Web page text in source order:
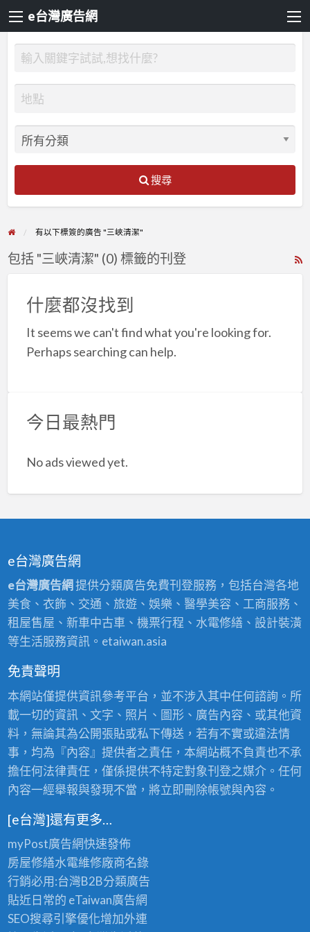
e台灣廣告網
搜尋
有以下標簽的廣告 "三峽清潔"
包括 "三峽清潔" (0) 標籤的刊登
什麼都沒找到
It seems we can't find what you're looking for.
Perhaps searching can help.
今日最熱門
No ads viewed yet.
e台灣廣告網
e台灣廣告網 提供分類廣告免費刊登服務，包括台灣各地
美食、衣飾、交通、旅遊、娛樂、醫學美容、工商服務、
租屋售屋、新車中古車、機票行程、水電修繕、設計裝潢
等生活服務資訊。etaiwan.asia
免責聲明
本網站僅提供資訊參考平台，並不涉入其中任何諮詢。所
載一切的資訊、文字、照片、圖形、廣告內容、或其他資
料，無論其為公開張貼或私下傳送，若有不實或違法情
事，均為『內容』提供者之責任，本網站概不負責也不承
擔任何法律責任，僅係提供不特定對象刊登之媒介。任何
內容一經舉報與發現不當，將立即刪除帳號與內容。
[e台灣]還有更多…
myPost廣告網快速發佈
房屋修繕水電維修廠商名錄
行銷必用:台灣B2B分類廣告
貼近日常的 eTaiwan廣告網
SEO搜尋引擎優化增加外連